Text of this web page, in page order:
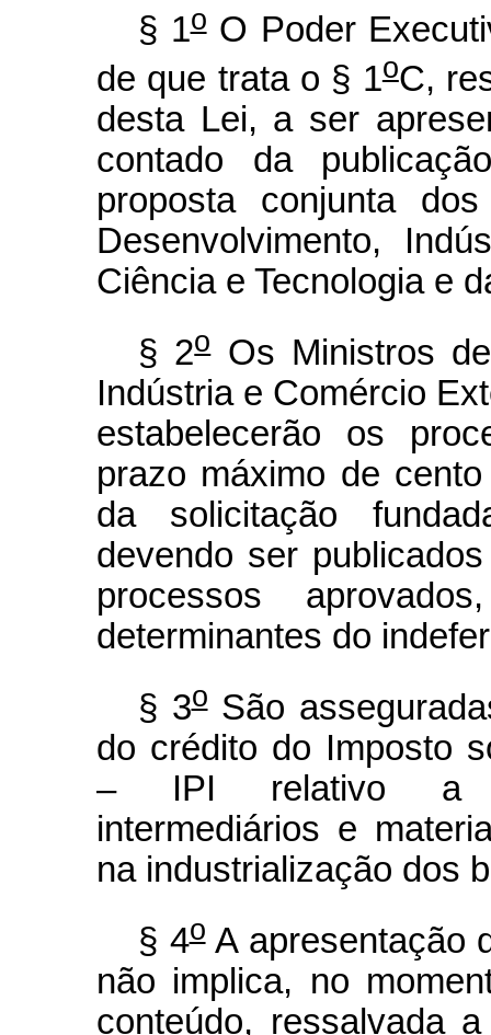
§ 1oO Poder
de que trata o § 1oC,
desta Lei, a ser
contado da
proposta conjunta
Desenvolvimento,
Ciência e Tecnologia e
§ 2oOs Ministros
Indústria e Comércio
estabelecerão os
prazo máximo de
da solicitação
devendo ser
processos
determinantes do
§ 3oSão
do crédito do Imposto
– IPI relativo a
intermediários e
na industrialização dos
§ 4oA apresentação
não implica, no
conteúdo, ressalvada